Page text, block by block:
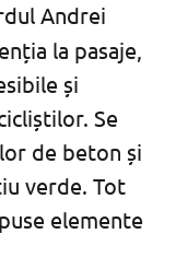
Andrei
la pasaje,
și
Se
de beton și
verde. Tot
elemente